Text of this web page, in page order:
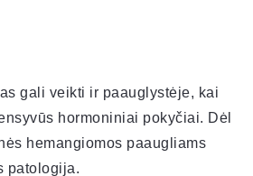
gali veikti ir paauglystėje, kai
hormoniniai pokyčiai. Dėl
hemangiomos paaugliams
patologija.